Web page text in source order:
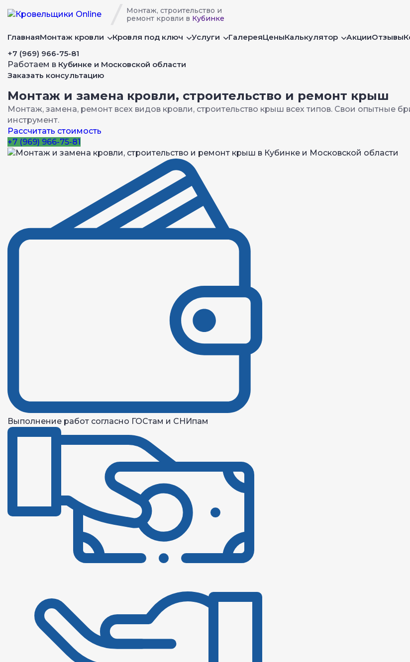
Монтаж, строительство и
ремонт кровли в Кубинке
ГлавнаяМонтаж кровли Кровля под ключ Услуги ГалереяЦеныКалькулятор АкцииОтзывы
+7 (969) 966-75-81
Работаем в Кубинке и Московской области
Заказать консультацию
Монтаж и замена кровли, строительство и ремонт крыш
Монтаж, замена, ремонт всех видов кровли, строительство крыш всех типов. Свои опытные
инструмент.
Рассчитать стоимость
+7 (969) 966-75-81
Выполнение работ согласно ГОСтам и СНИпам